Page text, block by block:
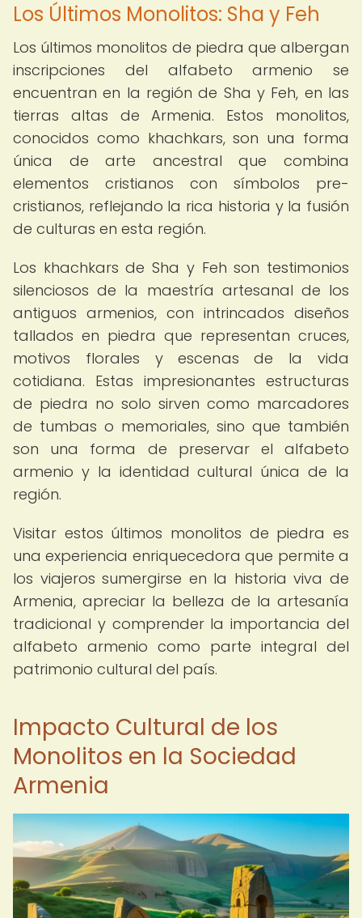
Los Últimos Monolitos: Sha y Feh
Los últimos monolitos de piedra que albergan
inscripciones del alfabeto armenio se
encuentran en la región de Sha y Feh, en las
tierras altas de Armenia. Estos monolitos,
conocidos como khachkars, son una forma
única de arte ancestral que combina
elementos cristianos con símbolos pre-
cristianos, reflejando la rica historia y la fusión
de culturas en esta región.
Los khachkars de Sha y Feh son testimonios
silenciosos de la maestría artesanal de los
antiguos armenios, con intrincados diseños
tallados en piedra que representan cruces,
motivos florales y escenas de la vida
cotidiana. Estas impresionantes estructuras
de piedra no solo sirven como marcadores
de tumbas o memoriales, sino que también
son una forma de preservar el alfabeto
armenio y la identidad cultural única de la
región.
Visitar estos últimos monolitos de piedra es
una experiencia enriquecedora que permite a
los viajeros sumergirse en la historia viva de
Armenia, apreciar la belleza de la artesanía
tradicional y comprender la importancia del
alfabeto armenio como parte integral del
patrimonio cultural del país.
Impacto Cultural de los
Monolitos en la Sociedad
Armenia